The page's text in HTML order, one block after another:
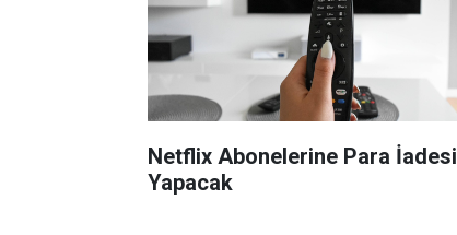
Netflix Abonelerine Para İadesi
Yapacak